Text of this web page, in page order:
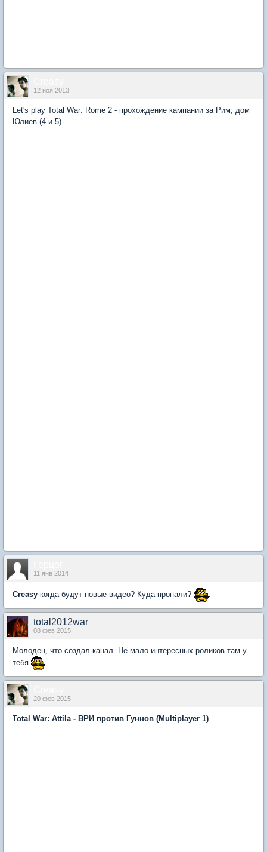
12 ноя 2013
Let's play Total War: Rome 2 - прохождение кампании за Рим, дом
Юлиев (4 и 5)
11 янв 2014
Creasy когда будут новые видео? Куда пропали?
total2012war
08 фев 2015
Молодец, что создал канал. Не мало интересных роликов там у
тебя
20 фев 2015
Total War: Attila - ВРИ против Гуннов (Multiplayer 1)